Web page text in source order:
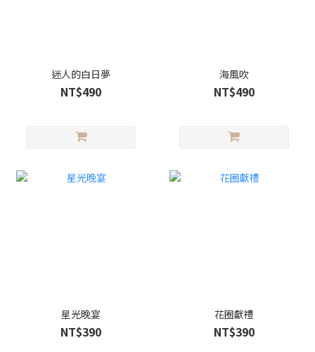
迷人的白日夢
NT$490
海風吹
NT$490
星光晚宴
NT$390
花圈獻禮
NT$390